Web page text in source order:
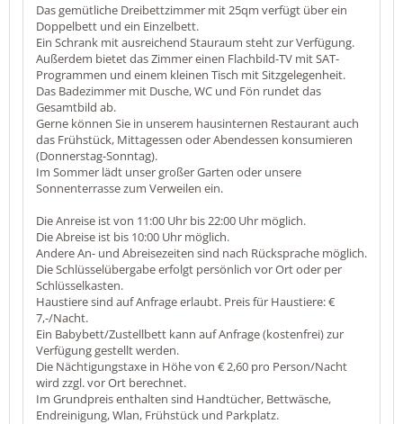
Das gemütliche Dreibettzimmer mit 25qm verfügt über ein
Doppelbett und ein Einzelbett.
Ein Schrank mit ausreichend Stauraum steht zur Verfügung.
Außerdem bietet das Zimmer einen Flachbild-TV mit SAT-
Programmen und einem kleinen Tisch mit Sitzgelegenheit.
Das Badezimmer mit Dusche, WC und Fön rundet das
Gesamtbild ab.
Gerne können Sie in unserem hausinternen Restaurant auch
das Frühstück, Mittagessen oder Abendessen konsumieren
(Donnerstag-Sonntag).
Im Sommer lädt unser großer Garten oder unsere
Sonnenterrasse zum Verweilen ein.
Die Anreise ist von 11:00 Uhr bis 22:00 Uhr möglich.
Die Abreise ist bis 10:00 Uhr möglich.
Andere An- und Abreisezeiten sind nach Rücksprache möglich.
Die Schlüsselübergabe erfolgt persönlich vor Ort oder per
Schlüsselkasten.
Haustiere sind auf Anfrage erlaubt. Preis für Haustiere: €
7,-/Nacht.
Ein Babybett/Zustellbett kann auf Anfrage (kostenfrei) zur
Verfügung gestellt werden.
Die Nächtigungstaxe in Höhe von € 2,60 pro Person/Nacht
wird zzgl. vor Ort berechnet.
Im Grundpreis enthalten sind Handtücher, Bettwäsche,
Endreinigung, Wlan, Frühstück und Parkplatz.